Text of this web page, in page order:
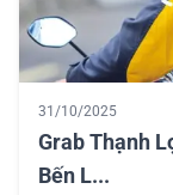
31/10/2025
Grab Thạnh
Bến L...